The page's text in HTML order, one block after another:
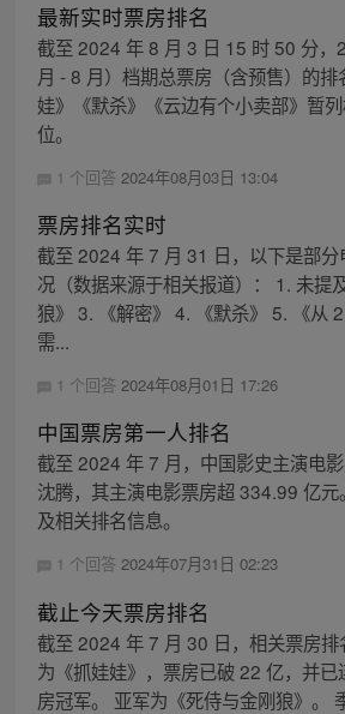
最新实时票房排名
截至 2024 年 8 月 3 日 15 时 50 分，
月 - 8 月）档期总票房（含预售）的
娃》《默杀》《云边有个小卖部》暂
位。
1 个回答 2024年08月03日 13:04
票房排名实时
截至 2024 年 7 月 31 日，以下是部
况（数据来源于相关报道）： 1. 未提
狼》 3. 《解密》 4. 《默杀》 5. 《从
需...
1 个回答 2024年08月01日 17:26
中国票房第一人排名
截至 2024 年 7 月，中国影史主演电
沈腾，其主演电影票房超 334.99 亿
及相关排名信息。
1 个回答 2024年07月31日 02:23
截止今天票房排名
截至 2024 年 7 月 30 日，相关票房
为《抓娃娃》，票房已破 22 亿，并
房冠军。 亚军为《死侍与金刚狼》。